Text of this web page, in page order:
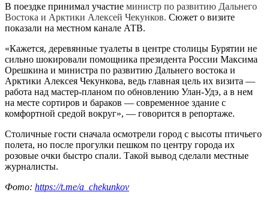
В поездке принимал участие министр по развитию Дальнего
Востока и Арктики Алексей Чекунков. Сюжет о визите
показали на местном канале АТВ.
«Кажется, деревянные туалеты в центре столицы Бурятии не
сильно шокировали помощника президента России Максима
Орешкина и министра по развитию Дальнего востока и
Арктики Алексея Чекункова, ведь главная цель их визита —
работа над мастер-планом по обновлению Улан-Удэ, а в нем
на месте сортиров и бараков — современное здание с
комфортной средой вокруг», — говорится в репортаже.
Столичные гости сначала осмотрели город с высоты птичьего
полета, но после прогулки пешком по центру города их
розовые очки быстро спали. Такой вывод сделали местные
журналисты.
Фото: https://t.me/a_chekunkov